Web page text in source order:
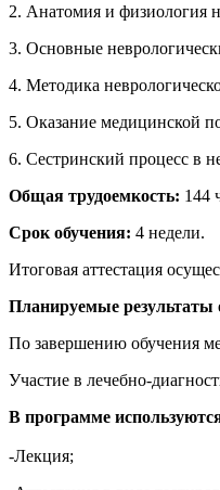
2. Анатомия и физиология
3. Основные
4. Методика
5. Оказание медицинской
6. Сестринский процесс в
Общая трудоемкость: 144
Срок обучения: 4 недели.
Итоговая аттестация
Планируемые результаты
По завершению обучения
Участие в лечебно-
В программе
-Лекция;